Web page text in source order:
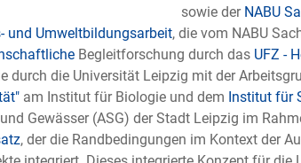
sowie der NABU
und Umweltbildungsarbeit, die vom NABU
Begleitforschung durch das UFZ -
durch die Universität Leipzig mit der
am Institut für Biologie und dem Institut für
Gewässer (ASG) der Stadt Leipzig im
, der die Randbedingungen im Kontext der